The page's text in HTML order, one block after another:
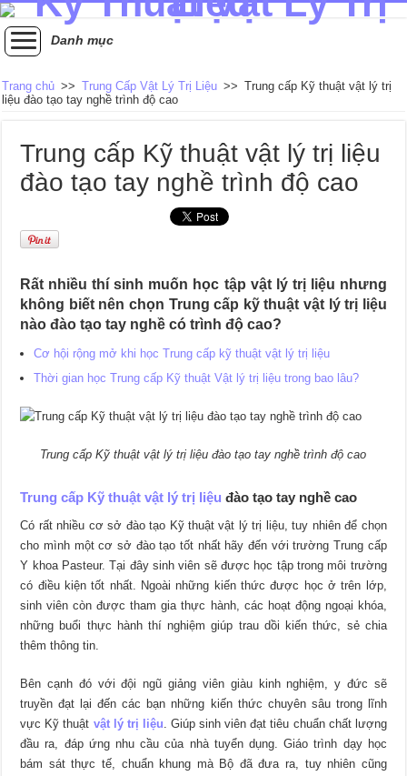
Danh mục
Trang chủ >> Trung Cấp Vật Lý Trị Liệu >> Trung cấp Kỹ thuật vật lý trị
liệu đào tạo tay nghề trình độ cao
Trung cấp Kỹ thuật vật lý trị liệu
đào tạo tay nghề trình độ cao
Rất nhiều thí sinh muốn học tập vật lý trị liệu nhưng
không biết nên chọn Trung cấp kỹ thuật vật lý trị liệu
nào đào tạo tay nghề có trình độ cao?
Cơ hội rộng mở khi học Trung cấp kỹ thuật vật lý trị liệu
Thời gian học Trung cấp Kỹ thuật Vật lý trị liệu trong bao lâu?
Trung cấp Kỹ thuật vật lý trị liệu đào tạo tay nghề trình độ cao
Trung cấp Kỹ thuật vật lý trị liệu đào tạo tay nghề cao
Có rất nhiều cơ sở đào tạo Kỹ thuật vật lý trị liệu, tuy nhiên để chọn
cho mình một cơ sở đào tạo tốt nhất hãy đến với trường Trung cấp
Y khoa Pasteur. Tại đây sinh viên sẽ được học tập trong môi trường
có điều kiện tốt nhất. Ngoài những kiến thức được học ở trên lớp,
sinh viên còn được tham gia thực hành, các hoạt động ngoại khóa,
những buổi thực hành thí nghiệm giúp trau dồi kiến thức, sẻ chia
thêm thông tin.
Bên cạnh đó với đội ngũ giảng viên giàu kinh nghiệm, y đức sẽ
truyền đạt lại đến các bạn những kiến thức chuyên sâu trong lĩnh
vực Kỹ thuật vật lý trị liệu. Giúp sinh viên đạt tiêu chuẩn chất lượng
đầu ra, đáp ứng nhu cầu của nhà tuyển dụng. Giáo trình dạy học
bám sát thực tế, chuẩn khung mà Bộ đã đưa ra, tuy nhiên cũng